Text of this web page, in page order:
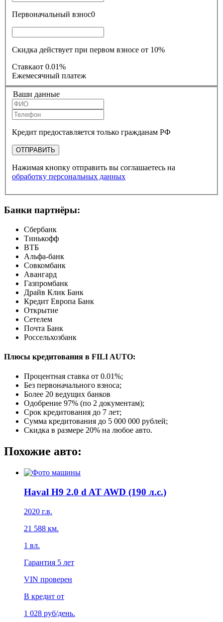
Первоначальный взнос0
Скидка действует при первом взносе от 10%
Ставкаот 0.01%
Ежемесячный платеж
Ваши данные
Кредит предоставляется только гражданам РФ
ОТПРАВИТЬ
Нажимая кнопку отправить вы соглашаетесь на
обработку персональных данных
Банки партнёры:
Сбербанк
Тинькофф
ВТБ
Альфа-банк
Совкомбанк
Авангард
Газпромбанк
Драйв Клик Банк
Кредит Европа Банк
Открытие
Сетелем
Почта Банк
Россельхозбанк
Плюсы кредитования в FILI AUTO:
Процентная ставка от 0.01%;
Без первоначального взноса;
Более 20 ведущих банков
Одобрение 97% (по 2 документам);
Срок кредитования до 7 лет;
Сумма кредитования до 5 000 000 рублей;
Скидка в размере 20% на любое авто.
Похожие авто:
Haval H9 2.0 d AT AWD (190 л.с.)
2020 г.в.
21 588 км.
1 вл.
Гарантия 5 лет
VIN проверен
В кредит от
1 028 руб/день.